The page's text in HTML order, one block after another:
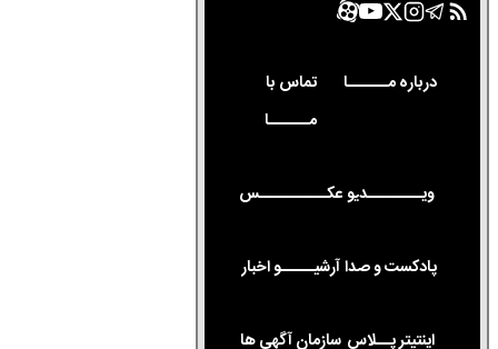
درباره مــــــا
تماس با
مــــــا
ویــــــــدیو عکــــــــــس
پادکست و صدا آرشیـــــو اخبار
اینتیتر پــلاس سازمان آگهی ها